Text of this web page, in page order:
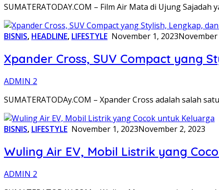
SUMATERATODAY.COM – Film Air Mata di Ujung
BISNIS, HEADLINE, LIFESTYLE November 1, 2023November
Xpander Cross, SUV Compact yang
ADMIN 2
SUMATERATODAy.COM – Xpander Cross adalah salah
BISNIS, LIFESTYLE November 1, 2023November 2, 2023
Wuling Air EV, Mobil Listrik yang
ADMIN 2